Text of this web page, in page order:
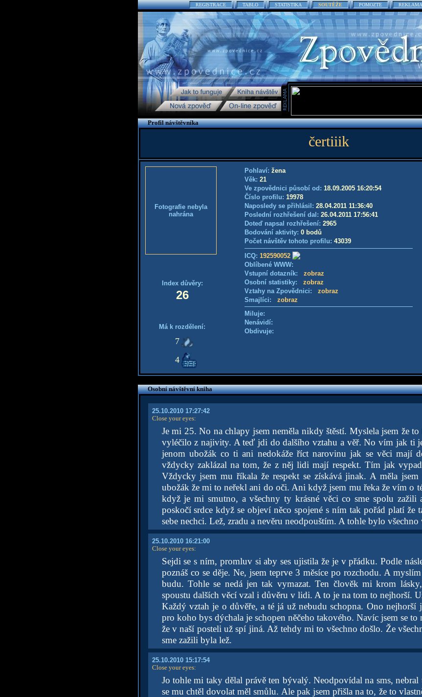
REGISTRACE TABLO STATISTIKA SOUTĚŽE POMOZTE REKLAMA
Profil návštěvníka
čertiiik
Fotografie nebyla
nahrána
Index důvěry:
26
Má k rozdělení:
7
4
Pohlaví: žena
Věk: 21
Ve zpovědnici působí od: 18.09.2005 16:20:54
Číslo profilu: 19978
Naposledy se přihlásil: 28.04.2011 11:36:40
Poslední rozhřešení dal: 26.04.2011 17:56:41
Doteď napsal rozhřešení: 2965
Bodování aktivity: 0 bodů
Počet návštěv tohoto profilu: 43039
ICQ: 192590052
Oblíbené WWW:
Vstupní dotazník: zobraz
Osobní statistiky: zobraz
Vztahy na Zpovědnici: zobraz
Smajlíci: zobraz
Miluje:
Nenávidí:
Obdivuje:
Osobní návštěvní kniha
25.10.2010 17:27:42
Close your eyes:
Je mi 25. No na chlapy jsem neměla nikdy štěstí. Myslela jsem že
vyléčilo z najivity. A teď jdi do dalšího vztahu a věř. No vím jak ti
jenom ubožák co ti ani nedokáže říct narovinu jak se věci mají
vždycky zaklázal na tom, že z něj lidi mají respekt. Tím jak
Vždycky jsem mu říkala že respekt se získává jinak. A měla
ubožák že mi to neřekl ani do oči. Ani když jsem mu řeka že vím o
když je mi smutno, a všechny ty krásné věci co sme spolu
poskočí srdce když se objeví něco spojené s ním tak pořád platí že
sebe nechci. Lež, zradu a nevěru neodpouštím. A tohle bylo
25.10.2010 16:21:00
Close your eyes:
Sejdi se s ním, promluv si aby ses ujistila že je v přádku. Podle
poznáš co se děje. Ne, jsem teprve 3 měsíce po rozchodu. A
budu. Tohle se nedá jen tak vymazat. Ten člověk mi krom
spoustu dalších věcí vzal i důvěru v lidi. A to je na tom to nejhorší.
Každý vztah je o důvěře, a té já už nebudu schopna. Ono nejhorší
pro koho bys dýchala je schopen něčeho takového. Navíc jsem se to
že v naší posteli už spí jiná. Až tehdy mi to všechno došlo. Že
sme zažili byla lež.
25.10.2010 15:17:54
Close your eyes:
Jo tohle mi taky dělal právě ten bývalý. Neodpovídal na sms,
se mu chtěl dovolat měl smůlu. Ale pak jsem přišla na to, že to